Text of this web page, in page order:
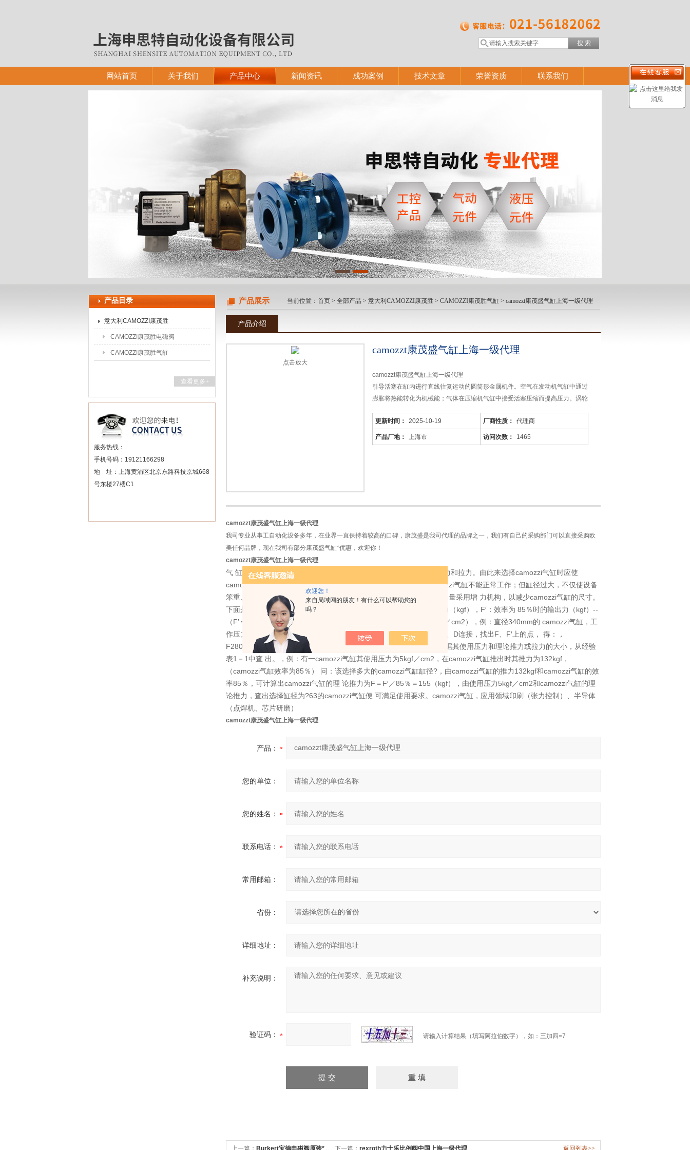
欢迎您！
来自局域网的朋友！有什么可以帮助您的
吗？
上海申思特自动化设备有限公司
网站首页 关于我们 产品中心 新闻资讯 成功案例 技术文章 荣誉资质 联系我们
产品目录
意大利CAMOZZI康茂胜
CAMOZZI康茂胜电磁阀
CAMOZZI康茂胜气缸
查看更多+
服务热线：
手机号码：19121166298
地 址：上海黄浦区北京东路科技京城668
号东楼27楼C1
产品展示 当前位置： 首页 > 全部产品 > 意大利CAMOZZI康茂胜 > CAMOZZI康茂胜气缸 > camozzt康茂盛气缸上海一级代理
产品介绍
点击放大
camozzt康茂盛气缸上海一级代理
camozzt康茂盛气缸上海一级代理
引导活塞在缸内进行直线往复运动的圆筒形金属机件。空气在发动机气缸中通过
膨胀将热能转化为机械能；气体在压缩机气缸中接受活塞压缩而提高压力。涡轮
控制）、半导体（点焊机、芯片研磨）、自动化控制、机器人等等。
更新时间： 2025-10-19 厂商性质： 代理商
产品厂地： 上海市 访问次数： 1465
camozzt康茂盛气缸上海一级代理
我司专业从事工自动化设备多年，在业界一直保持着较高的口碑，康茂盛是我司代理的品牌之一，我们有自己的采购部门可以直接采购欧
美任何品牌，现在我司有部分康茂盛气缸*优惠，欢迎你！
camozzt康茂盛气缸上海一级代理
气 缸工作原理，低价处理根据工作所需力的大小来确定活塞杆上的推力和拉力。由此来选择camozzi气缸时应使
camozzi气缸的输出力稍有余量。若缸径 选小了，输出力不够，camozzi气缸不能正常工作；但缸径过大，不仅使设备
笨重、成本高，同时耗气量增大，造成能源浪费。在夹具设计时，应尽量采用增 力机构，以减少camozzi气缸的尺寸。
下面是camozzi气缸理论出力的计算公式：F：camozzi气缸理论输出力（kgf），F′：效率为 85％时的输出力（kgf）--
（F′＝F×85％），D：camozzi气缸缸径（mm），P：工作压力（kgf／cm2），例：直径340mm的 camozzi气缸，工
作压力为3kgf／cm2时，其理论输出力为多少?芽输出力是多少?，将P、D连接，找出F、F′上的点， 得：，
F2800kgf；F′＝2300kgf，在工程设计时选择camozzi气缸缸径，可根据其使用压力和理论推力或拉力的大小，从经验
表1－1中查 出。，例：有一camozzi气缸其使用压力为5kgf／cm2，在camozzi气缸推出时其推力为132kgf，
（camozzi气缸效率为85％） 问：该选择多大的camozzi气缸缸径?，由camozzi气缸的推力132kgf和camozzi气缸的效
率85％，可计算出camozzi气缸的理 论推力为F＝F′／85％＝155（kgf），由使用压力5kgf／cm2和camozzi气缸的理
论推力，查出选择缸径为?63的camozzi气缸便 可满足使用要求。camozzi气缸，应用领域印刷（张力控制）、半导体
（点焊机、芯片研磨）
camozzt康茂盛气缸上海一级代理
产品：
您的单位：
您的姓名：
联系电话：
常用邮箱：
省份：
详细地址：
补充说明：
验证码： 请输入计算结果（填写阿拉伯数字），如：三加四=7
上一篇： Burkert宝德电磁阀原装* 下一篇： rexroth力士乐比例阀中国上海一级代理 返回列表>>